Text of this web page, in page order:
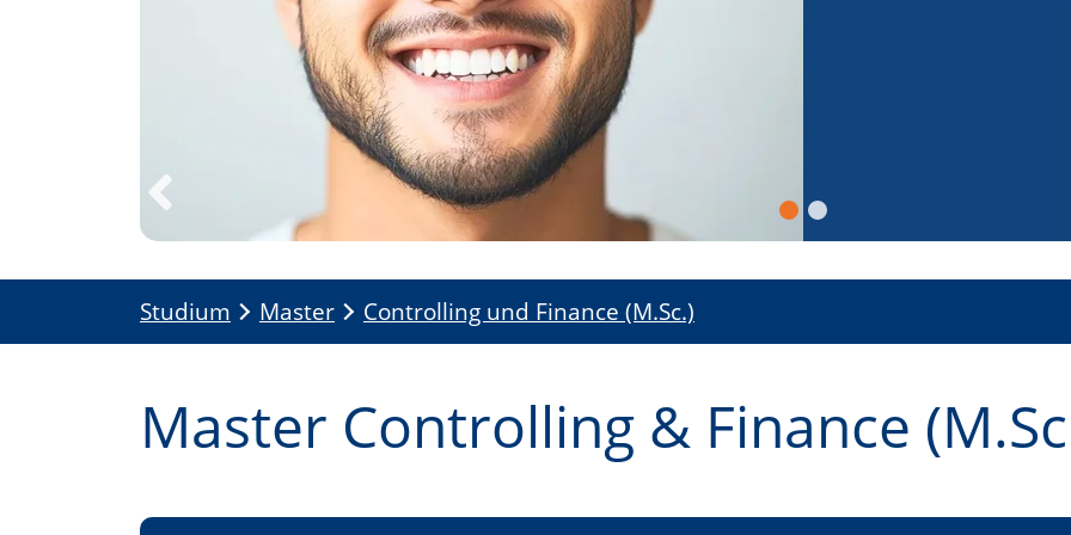
Studium Master Controlling und Finance (M.Sc.)
Master Controlling & Finance